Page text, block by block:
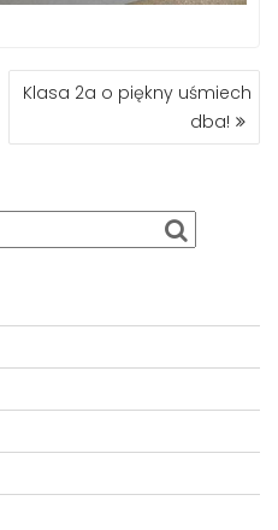
Klasa 2a o piękny uśmiech
dba!